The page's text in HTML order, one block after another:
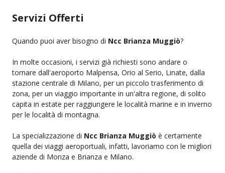
Servizi Offerti
Quando puoi aver bisogno di Ncc Brianza Muggiò?
In molte occasioni, i servizi già richiesti sono andare o
tornare dall'aeroporto Malpensa, Orio al Serio, Linate, dalla
stazione centrale di Milano, per un piccolo trasferimento di
zona, per un viaggio importante in un'altra regione, di solito
capita in estate per raggiungere le località marine e in inverno
per le località di montagna.
La specializzazione di Ncc Brianza Muggiò è certamente
quella dei viaggi aeroportuali, infatti, lavoriamo con le migliori
aziende di Monza e Brianza e Milano.